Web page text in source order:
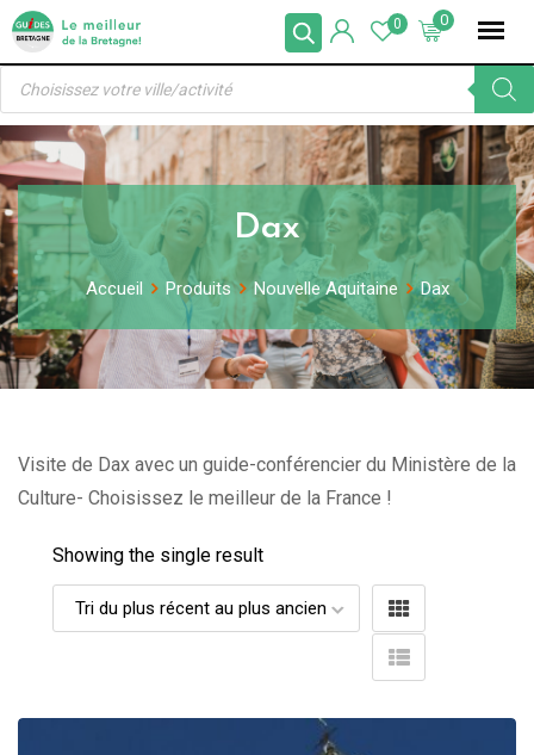
Skip
content
0
0
Recherche
produits
Dax
Accueil Produits Nouvelle Aquitaine Dax
Visite de Dax avec un guide-conférencier du Ministère de la
Culture- Choisissez le meilleur de la France !
Showing the single result